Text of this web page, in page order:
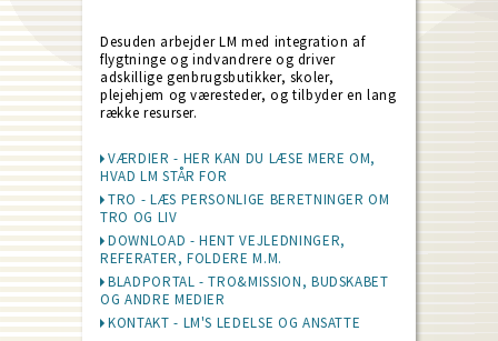
Desuden arbejder LM med integration af
flygtninge og indvandrere og driver
adskillige genbrugsbutikker, skoler,
plejehjem og væresteder, og tilbyder en lang
række resurser.
VÆRDIER - HER KAN DU LÆSE MERE OM,
HVAD LM STÅR FOR
TRO - LÆS PERSONLIGE BERETNINGER OM
TRO OG LIV
DOWNLOAD - HENT VEJLEDNINGER,
REFERATER, FOLDERE M.M.
BLADPORTAL - TRO&MISSION, BUDSKABET
OG ANDRE MEDIER
KONTAKT - LM'S LEDELSE OG ANSATTE